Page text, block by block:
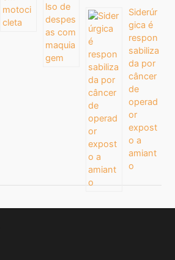
Siderúr
gica é
respon
sabiliza
da por
câncer
de
operad
or
expost
o a
amiant
o